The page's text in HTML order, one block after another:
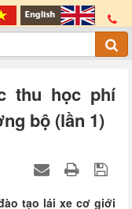
thu học phí
bộ (lần 1)
tạo lái xe cơ giới